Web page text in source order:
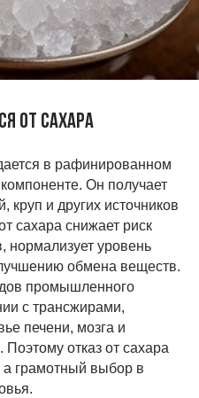
от сахара
в рафинированном
Он получает
круп и других источников
сахара снижает риск
нормализует уровень
обмена веществ.
промышленного
с трансжирами,
печени, мозга и
отказ от сахара
грамотный выбор в